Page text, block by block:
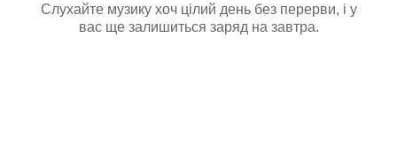
Слухайте музику хоч цілий день без перерви, і у
вас ще залишиться заряд на завтра.